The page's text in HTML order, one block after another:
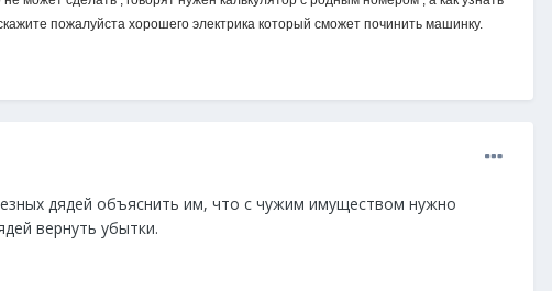
пожалуйста хорошего электрика который сможет починить машинку.
дядей объяснить им, что с чужим имуществом нужно
вернуть убытки.